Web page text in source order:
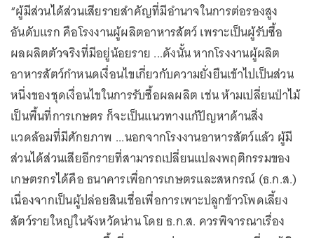
“ผู้มีส่วนได้ส่วนเสียรายสำคัญที่มีอำนาจในการต่อรองสูง
อันดับแรก คือโรงงานผู้ผลิตอาหารสัตว์ เพราะเป็นผู้รับซื้อ
ผลผลิตตัวจริงที่มีอยู่น้อยราย ...ดังนั้น หากโรงงานผู้ผลิต
อาหารสัตว์กำหนดเงื่อนไขเกี่ยวกับความยั่งยืนเข้าไปเป็นส่วน
หนึ่งของชุดเงื่อนไขในการรับซื้อผลผลิต เช่น ห้ามเปลี่ยนป่าไม้
เป็นพื้นที่การเกษตร ก็จะเป็นแนวทางแก้ปัญหาด้านสิ่ง
แวดล้อมที่มีศักยภาพ ...นอกจากโรงงานอาหารสัตว์แล้ว ผู้มี
ส่วนได้ส่วนเสียอีกรายที่สามารถเปลี่ยนแปลงพฤติกรรมของ
เกษตรกรได้คือ ธนาคารเพื่อการเกษตรและสหกรณ์ (ธ.ก.ส.)
เนื่องจากเป็นผู้ปล่อยสินเชื่อเพื่อการเพาะปลูกข้าวโพดเลี้ยง
สัตว์รายใหญ่ในจังหวัดน่าน โดย ธ.ก.ส. ควรพิจารณาเรื่อง